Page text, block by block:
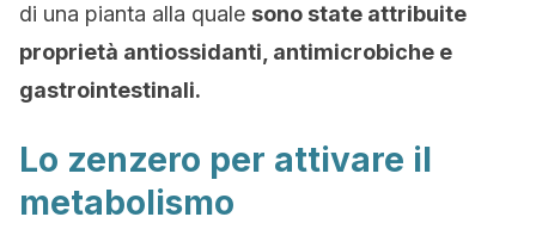
di una pianta alla quale sono state attribuite
proprietà antiossidanti, antimicrobiche e
gastrointestinali.
Lo zenzero per attivare il
metabolismo